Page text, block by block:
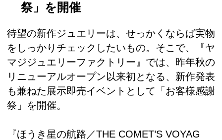
祭」を開催
待望の新作ジュエリーは、せっかくならば実物
をしっかりチェックしたいもの。そこで、『ヤ
マジジュエリーファクトリー』では、昨年秋の
リニューアルオープン以来初となる、新作発表
も兼ねた展示即売イベントとして「お客様感謝
祭」を開催。
『ほうき星の航路／THE COMET’S VOYAG